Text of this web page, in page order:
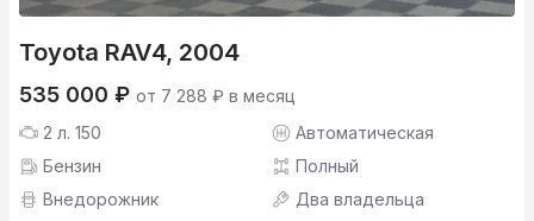
Toyota RAV4, 2004
535 000 ₽ от 7 288 ₽ в месяц
2 л. 150
Автоматическая
Бензин
Полный
Внедорожник
Два владельца